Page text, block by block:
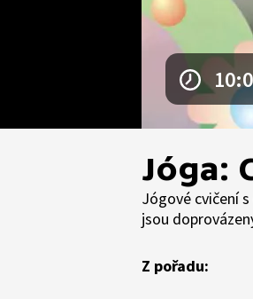
Jóga:
Jógové cvičení
jsou
Z pořadu: